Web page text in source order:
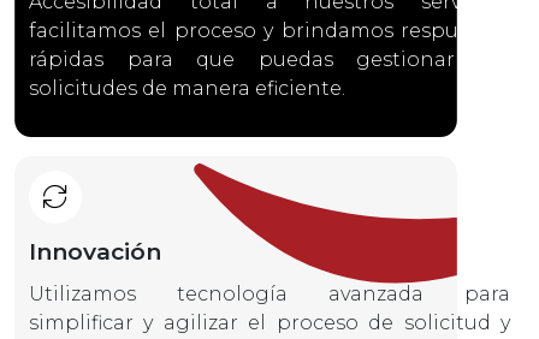
facilitamos el proceso y brindamos respuestas
rápidas para que puedas gestionar tus
solicitudes de manera eficiente.
Innovación
Utilizamos tecnología avanzada para
simplificar y agilizar el proceso de solicitud y